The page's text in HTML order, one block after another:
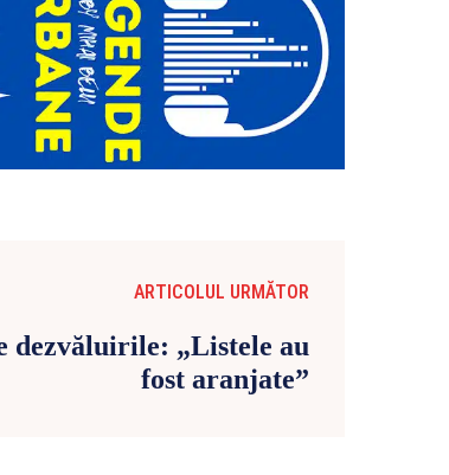
ARTICOLUL URMĂTOR
dezvăluirile: „Listele au
fost aranjate”